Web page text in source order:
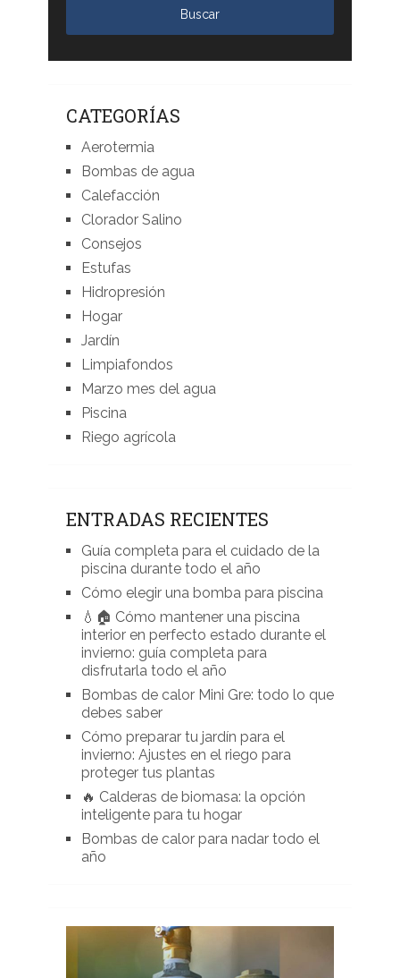
CATEGORÍAS
Aerotermia
Bombas de agua
Calefacción
Clorador Salino
Consejos
Estufas
Hidropresión
Hogar
Jardín
Limpiafondos
Marzo mes del agua
Piscina
Riego agrícola
ENTRADAS RECIENTES
Guía completa para el cuidado de la
piscina durante todo el año
Cómo elegir una bomba para piscina
💧🏠 Cómo mantener una piscina
interior en perfecto estado durante el
invierno: guía completa para
disfrutarla todo el año
Bombas de calor Mini Gre: todo lo que
debes saber
Cómo preparar tu jardín para el
invierno: Ajustes en el riego para
proteger tus plantas
🔥 Calderas de biomasa: la opción
inteligente para tu hogar
Bombas de calor para nadar todo el
año